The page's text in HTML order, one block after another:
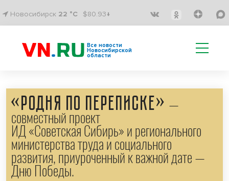
Новосибирск 22 °C $80.93↓
Все новости
Новосибирской
области
«Родня по переписке» —
совместный проект
ИД «Советская Сибирь» и регионального
министерства труда и социального
развития, приуроченный к важной дате —
Дню Победы.